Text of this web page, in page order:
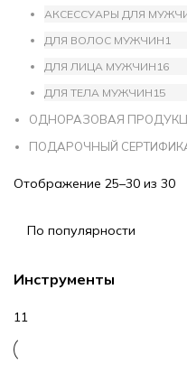
АКСЕССУАРЫ ДЛЯ
ДЛЯ ВОЛОС МУЖЧИН 1
ДЛЯ ЛИЦА МУЖЧИН 16
ДЛЯ ТЕЛА МУЖЧИН 15
ОДНОРАЗОВАЯ
ПОДАРОЧНЫЙ
Отображение 25–30 из 30
Инструменты
11